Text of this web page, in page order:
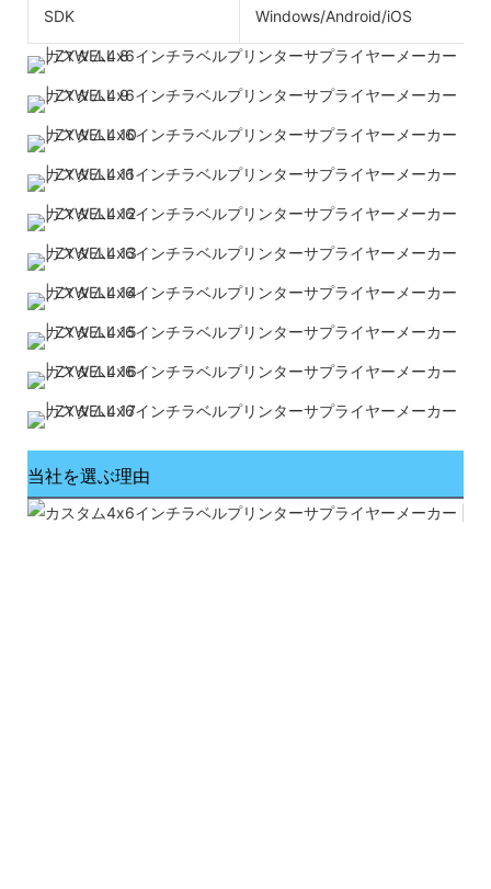
SDK Windows/Android/iOS
当社を選ぶ理由